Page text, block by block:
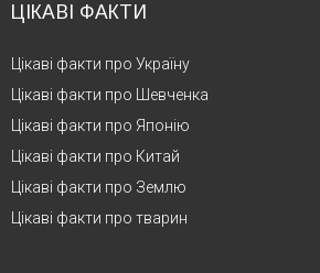
ЦІКАВІ ФАКТИ
Цікаві факти про Україну
Цікаві факти про Шевченка
Цікаві факти про Японію
Цікаві факти про Китай
Цікаві факти про Землю
Цікаві факти про тварин